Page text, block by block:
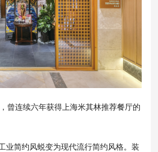
曾连续六年获得上海米其林推荐餐厅的
业简约风蜕变为现代流行简约风格。装